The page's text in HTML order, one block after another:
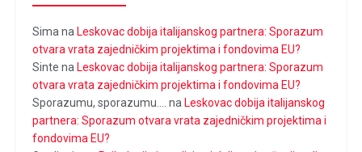
Sima na Leskovac dobija italijanskog partnera: Sporazum
otvara vrata zajedničkim projektima i fondovima EU?
Sinte na Leskovac dobija italijanskog partnera: Sporazum
otvara vrata zajedničkim projektima i fondovima EU?
Sporazumu, sporazumu....
na Leskovac dobija italijanskog
partnera: Sporazum otvara vrata zajedničkim projektima i
fondovima EU?